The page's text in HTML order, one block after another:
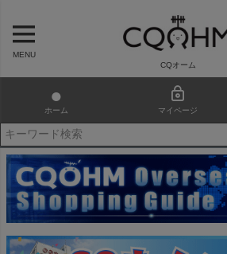
MENU
CQオーム
ホーム マイページ